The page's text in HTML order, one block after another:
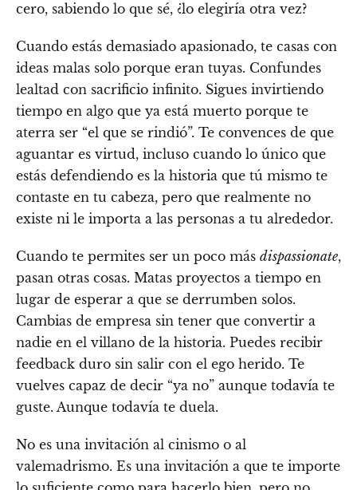
cero, sabiendo lo que sé, ¿lo elegiría otra vez?
Cuando estás demasiado apasionado, te casas con
ideas malas solo porque eran tuyas. Confundes
lealtad con sacrificio infinito. Sigues invirtiendo
tiempo en algo que ya está muerto porque te
aterra ser “el que se rindió”. Te convences de que
aguantar es virtud, incluso cuando lo único que
estás defendiendo es la historia que tú mismo te
contaste en tu cabeza, pero que realmente no
existe ni le importa a las personas a tu alrededor.
Cuando te permites ser un poco más dispassionate,
pasan otras cosas. Matas proyectos a tiempo en
lugar de esperar a que se derrumben solos.
Cambias de empresa sin tener que convertir a
nadie en el villano de la historia. Puedes recibir
feedback duro sin salir con el ego herido. Te
vuelves capaz de decir “ya no” aunque todavía te
guste. Aunque todavía te duela.
No es una invitación al cinismo o al
valemadrismo. Es una invitación a que te importe